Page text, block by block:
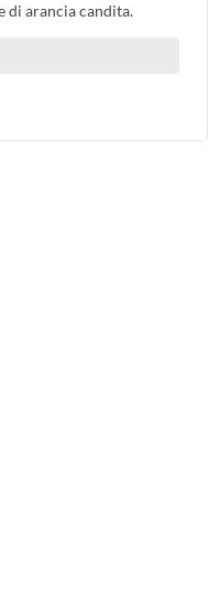
di arancia candita.